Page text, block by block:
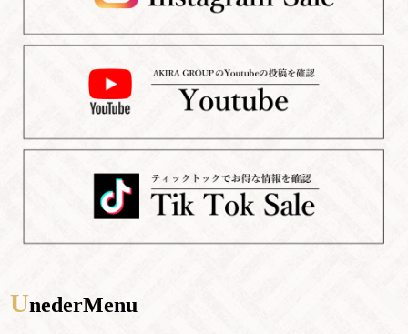
UnederMenu